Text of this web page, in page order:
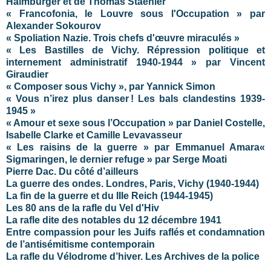
« Francofonia, le Louvre sous l'Occupation » par
Alexander Sokourov
« Spoliation Nazie. Trois chefs d'œuvre miraculés »
« Les Bastilles de Vichy. Répression politique et
internement administratif 1940-1944 » par Vincent
Giraudier
« Composer sous Vichy », par Yannick Simon
« Vous n’irez plus danser ! Les bals clandestins 1939-
1945 »
« Amour et sexe sous l’Occupation » par Daniel Costelle,
Isabelle Clarke et Camille Levavasseur
« Les raisins de la guerre » par Emmanuel Amara«
Sigmaringen, le dernier refuge » par Serge Moati
Pierre Dac. Du côté d’ailleurs
La guerre des ondes. Londres, Paris, Vichy (1940-1944)
La fin de la guerre et du IIIe Reich (1944-1945)
Les 80 ans de la rafle du Vel d'Hiv
La rafle dite des notables du 12 décembre 1941
Entre compassion pour les Juifs raflés et condamnation
de l’antisémitisme contemporain
La rafle du Vélodrome d’hiver. Les Archives de la police